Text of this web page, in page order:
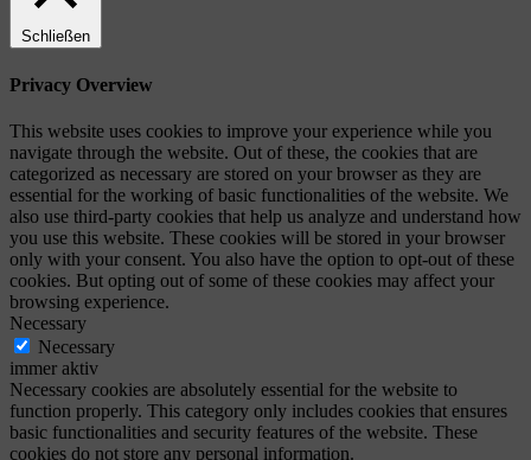
Schließen
Privacy Overview
This website uses cookies to improve your experience while you
navigate through the website. Out of these, the cookies that are
categorized as necessary are stored on your browser as they are
essential for the working of basic functionalities of the website. We
also use third-party cookies that help us analyze and understand how
you use this website. These cookies will be stored in your browser
only with your consent. You also have the option to opt-out of these
cookies. But opting out of some of these cookies may affect your
browsing experience.
Necessary
Necessary
immer aktiv
Necessary cookies are absolutely essential for the website to
function properly. This category only includes cookies that ensures
basic functionalities and security features of the website. These
cookies do not store any personal information.